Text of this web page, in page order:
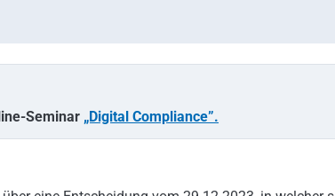
Seminar „Digital Compliance”.